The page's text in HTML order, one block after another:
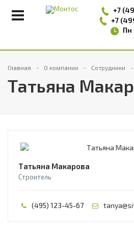
+7
+7
Пн
Главная О компании Сотрудники
Татьяна
Татьяна Макарова
Строитель
(495) 123-45-67